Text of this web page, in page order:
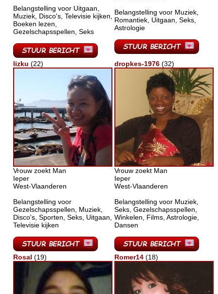
Belangstelling voor Uitgaan,
Muziek, Disco's, Televisie kijken,
Boeken lezen,
Gezelschapsspellen, Seks
Belangstelling voor Muziek,
Romantiek, Uitgaan, Seks,
Astrologie
lizku (22)
Vrouw zoekt Man
Ieper
West-Vlaanderen
Belangstelling voor
Gezelschapsspellen, Muziek,
Disco's, Sporten, Seks, Uitgaan,
Televisie kijken
dropkes-1976 (32)
Vrouw zoekt Man
Ieper
West-Vlaanderen
Belangstelling voor Muziek,
Seks, Gezelschapsspellen,
Winkelen, Films, Astrologie,
Dansen
Rosal (19) Romer14 (18)